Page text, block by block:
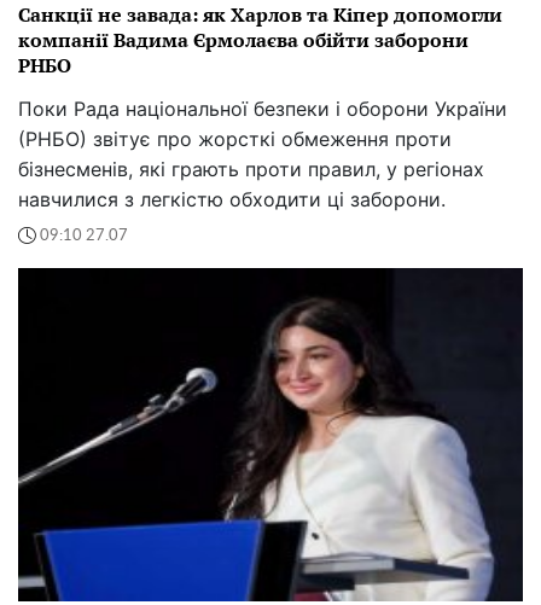
Санкції не завада: як Харлов та Кіпер допомогли
компанії Вадима Єрмолаєва обійти заборони
РНБО
Поки Рада національної безпеки і оборони України
(РНБО) звітує про жорсткі обмеження проти
бізнесменів, які грають проти правил, у регіонах
навчилися з легкістю обходити ці заборони.
09:10 27.07